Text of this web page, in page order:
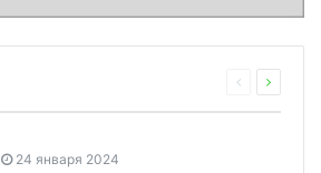
24 января 2024